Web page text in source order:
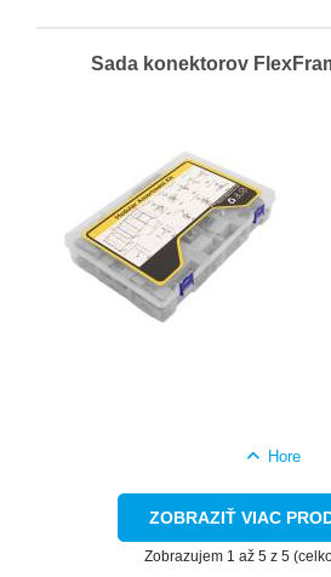
Sada konektorov
Hore
ZOBRAZIŤ VIAC
Zobrazujem 1 až 5 z 5